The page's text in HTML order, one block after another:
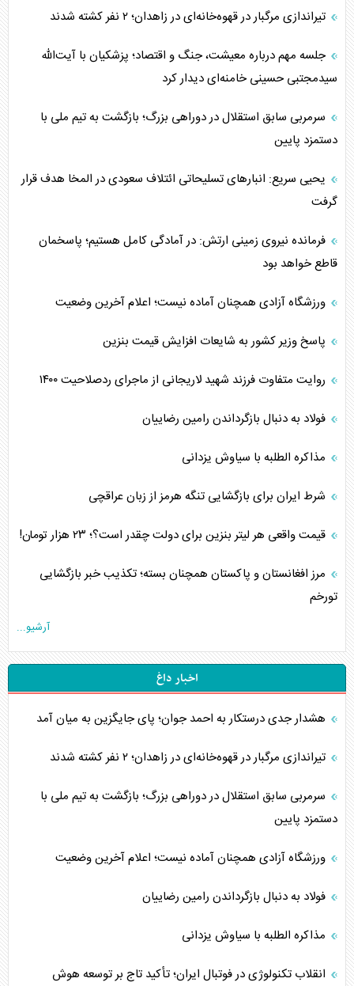
تیراندازی مرگبار در قهوه‌خانه‌ای در زاهدان؛ ۲ نفر کشته شدند
جلسه مهم درباره معیشت، جنگ و اقتصاد؛ پزشکیان با آیت‌الله
سیدمجتبی حسینی خامنه‌ای دیدار کرد
سرمربی سابق استقلال در دوراهی بزرگ؛ بازگشت به تیم ملی با
دستمزد پایین
یحیی سریع: انبارهای تسلیحاتی ائتلاف سعودی در المخا هدف قرار
گرفت
فرمانده نیروی زمینی ارتش: در آمادگی کامل هستیم؛ پاسخمان
قاطع خواهد بود
ورزشگاه آزادی همچنان آماده نیست؛ اعلام آخرین وضعیت
پاسخ وزیر کشور به شایعات افزایش قیمت بنزین
روایت متفاوت فرزند شهید لاریجانی از ماجرای ردصلاحیت ۱۴۰۰
فولاد به دنبال بازگرداندن رامین رضاییان
مذاکره الطلبه با سیاوش یزدانی
شرط ایران برای بازگشایی تنگه هرمز از زبان عراقچی
قیمت واقعی هر لیتر بنزین برای دولت چقدر است؟؛ ۲۳ هزار تومان!
مرز افغانستان و پاکستان همچنان بسته؛ تکذیب خبر بازگشایی
تورخم
آرشیو...
اخبار داغ
هشدار جدی درستکار به احمد جوان؛ پای جایگزین به میان آمد
تیراندازی مرگبار در قهوه‌خانه‌ای در زاهدان؛ ۲ نفر کشته شدند
سرمربی سابق استقلال در دوراهی بزرگ؛ بازگشت به تیم ملی با
دستمزد پایین
ورزشگاه آزادی همچنان آماده نیست؛ اعلام آخرین وضعیت
فولاد به دنبال بازگرداندن رامین رضاییان
مذاکره الطلبه با سیاوش یزدانی
انقلاب تکنولوژی در فوتبال ایران؛ تأکید تاج بر توسعه هوش